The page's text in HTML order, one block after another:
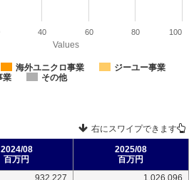
Values
海外ユニクロ事業
ジーユー事業
業
その他
40 60 80 100
右にスワイプできます
2024/08
百万円
2025/08
百万円
932,227
1,026,096